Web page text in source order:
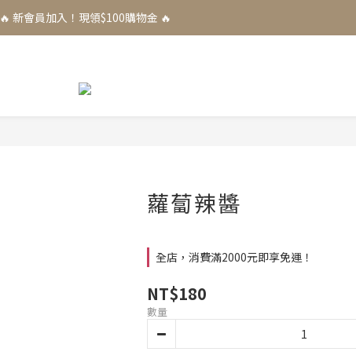
🔥 新會員加入！現領$100購物金 🔥
蘿蔔辣醬
全店，消費滿2000元即享免運！
NT$180
數量